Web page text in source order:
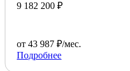
9 182 200 ₽
от 43 987 ₽/мес.
Подробнее